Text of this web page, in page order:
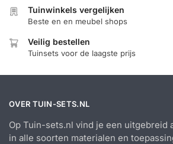
Tuinwinkels vergelijken
Beste en en meubel shops
Veilig bestellen
Tuinsets voor de laagste prijs
OVER TUIN-SETS.NL
Op Tuin-sets.nl vind je een uitgebreid
in alle soorten materialen en